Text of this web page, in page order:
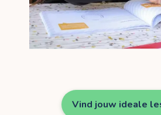
Vind jouw ideale